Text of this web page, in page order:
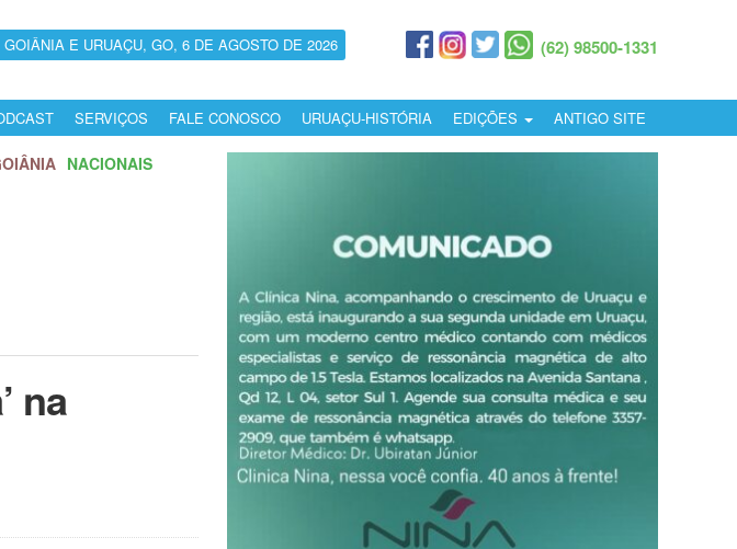
E URUAÇU, GO, 6 DE AGOSTO DE 2026 (62) 98500-1331
SERVIÇOS FALE CONOSCO URUAÇU-HISTÓRIA EDIÇÕES ANTIGO SITE
NACIONAIS
na